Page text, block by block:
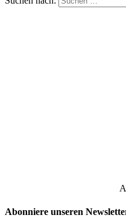
Abonniere unseren